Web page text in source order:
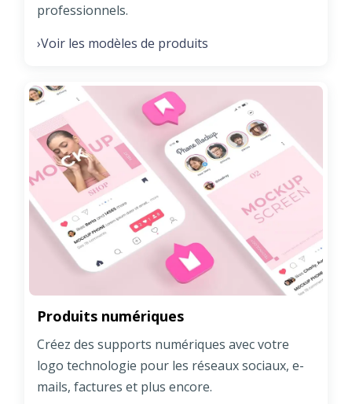
professionnels.
›Voir les modèles de produits
Produits numériques
Créez des supports numériques avec votre
logo technologie pour les réseaux sociaux, e-
mails, factures et plus encore.